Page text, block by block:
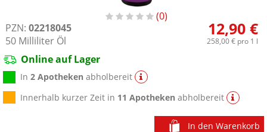
0
PZN: 02218045
50 Milliliter Öl
12,90 €
258,00 €pro 1 l
Online auf Lager
In2 Apotheken abholbereit
Innerhalb kurzer Zeit in 11 Apotheken abholbereit
In den Warenkorb